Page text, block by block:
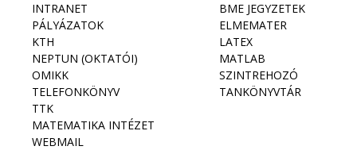
INTRANET
PÁLYÁZATOK
KTH
NEPTUN (OKTATÓI)
OMIKK
TELEFONKÖNYV
TTK
MATEMATIKA INTÉZET
WEBMAIL
BME JEGYZETEK
ELMEMATER
LATEX
MATLAB
SZINTREHOZÓ
TANKÖNYVTÁR